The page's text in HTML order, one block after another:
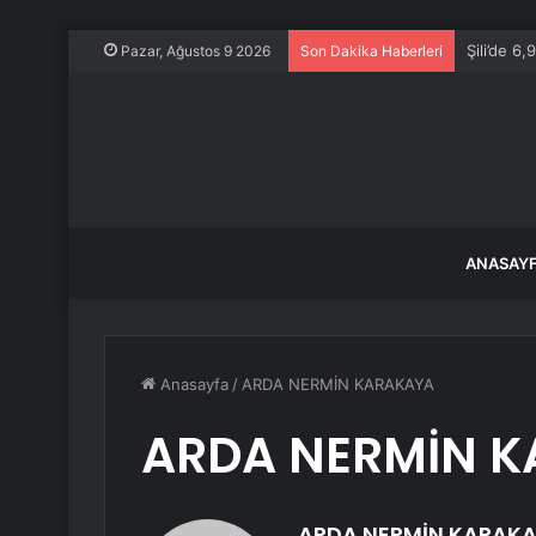
Pazar, Ağustos 9 2026 Son Dakika Haberleri Şili’de
Anasayfa / ARDA NERMİN KARAKAYA
ARDA NERMİN